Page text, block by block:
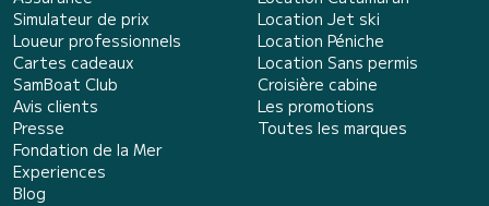
Simulateur de prix
Loueur professionnels
Cartes cadeaux
SamBoat Club
Avis clients
Presse
Fondation de la Mer
Experiences
Blog
Location Jet ski
Location Péniche
Location Sans permis
Croisière cabine
Les promotions
Toutes les marques